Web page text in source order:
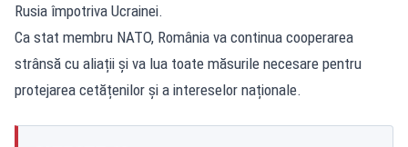
Rusia împotriva Ucrainei.
Ca stat membru NATO, România va continua cooperarea
strânsă cu aliații și va lua toate măsurile necesare pentru
protejarea cetățenilor și a intereselor naționale.